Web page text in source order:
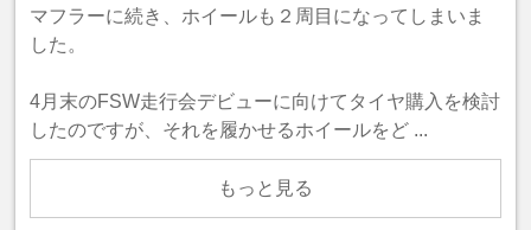
マフラーに続き、ホイールも２周目になってしまいま
した。
4月末のFSW走行会デビューに向けてタイヤ購入を検討
したのですが、それを履かせるホイールをど ...
もっと見る